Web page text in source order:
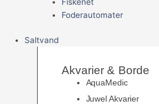
Foderautomater
Saltvand
Akvarier & Borde
AquaMedic
Juwel Akvarier